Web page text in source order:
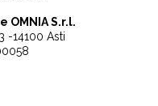
OMNIA S.r.l.
-14100 Asti